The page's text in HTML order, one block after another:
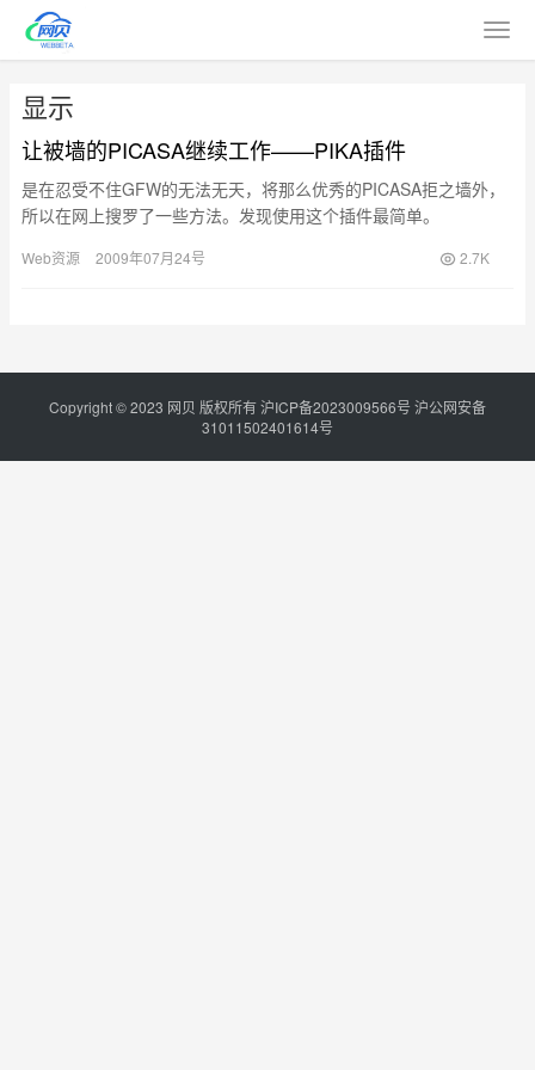
显示
让被墙的PICASA继续工作——PIKA插件
是在忍受不住GFW的无法无天，将那么优秀的PICASA拒之墙外，
所以在网上搜罗了一些方法。发现使用这个插件最简单。
插件用途：将图片缓存在自己指定的服务器上，提高图片访问速
如国外主机；
Web资源 2009年07月24号 2.7K
Copyright © 2023 网贝 版权所有沪ICP备2023009566号 沪公网安备
31011502401614号